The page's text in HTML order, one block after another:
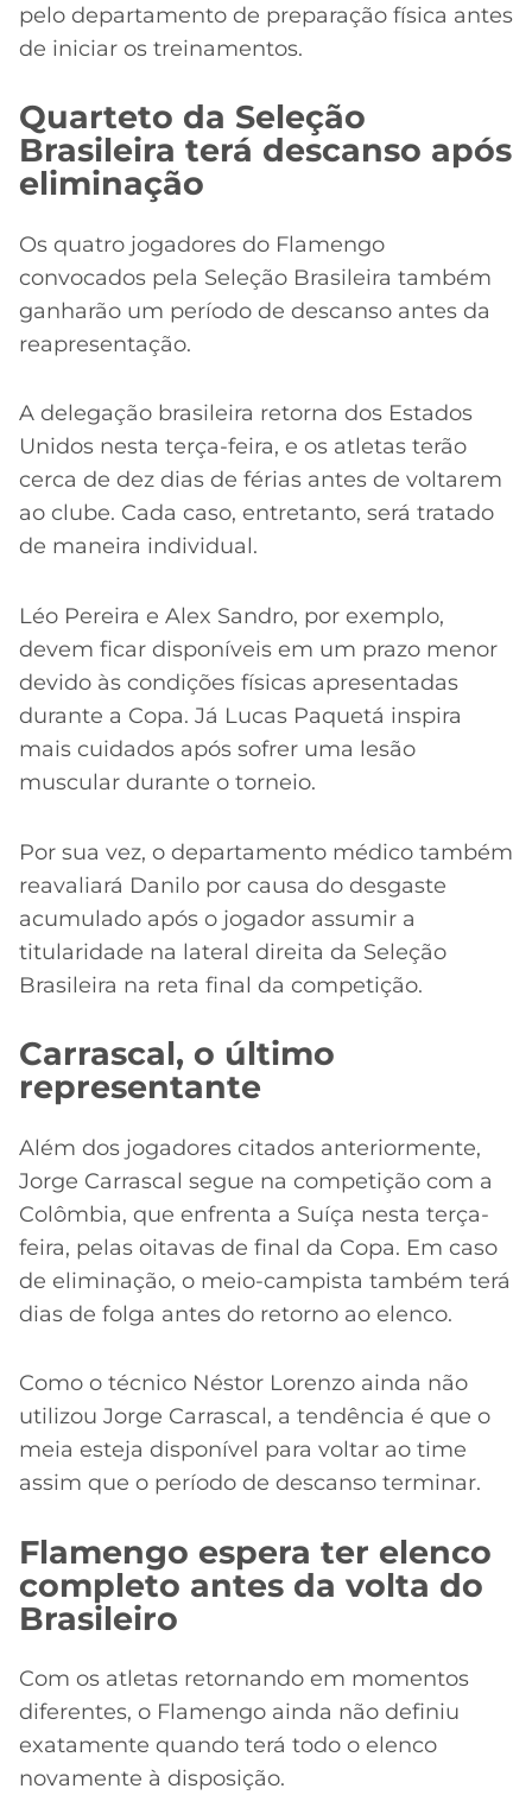
pelo departamento de preparação física antes
de iniciar os treinamentos.
Quarteto da Seleção
Brasileira terá descanso após
eliminação
Os quatro jogadores do Flamengo
convocados pela Seleção Brasileira também
ganharão um período de descanso antes da
reapresentação.
A delegação brasileira retorna dos Estados
Unidos nesta terça-feira, e os atletas terão
cerca de dez dias de férias antes de voltarem
ao clube. Cada caso, entretanto, será tratado
de maneira individual.
Léo Pereira e Alex Sandro, por exemplo,
devem ficar disponíveis em um prazo menor
devido às condições físicas apresentadas
durante a Copa. Já Lucas Paquetá inspira
mais cuidados após sofrer uma lesão
muscular durante o torneio.
Por sua vez, o departamento médico também
reavaliará Danilo por causa do desgaste
acumulado após o jogador assumir a
titularidade na lateral direita da Seleção
Brasileira na reta final da competição.
Carrascal, o último
representante
Além dos jogadores citados anteriormente,
Jorge Carrascal segue na competição com a
Colômbia, que enfrenta a Suíça nesta terça-
feira, pelas oitavas de final da Copa. Em caso
de eliminação, o meio-campista também terá
dias de folga antes do retorno ao elenco.
Como o técnico Néstor Lorenzo ainda não
utilizou Jorge Carrascal, a tendência é que o
meia esteja disponível para voltar ao time
assim que o período de descanso terminar.
Flamengo espera ter elenco
completo antes da volta do
Brasileiro
Com os atletas retornando em momentos
diferentes, o Flamengo ainda não definiu
exatamente quando terá todo o elenco
novamente à disposição.